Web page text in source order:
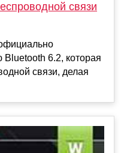
связи
6.2, которая
связи, делая